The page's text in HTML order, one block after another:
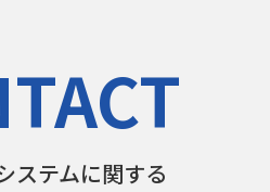
ステムに関する